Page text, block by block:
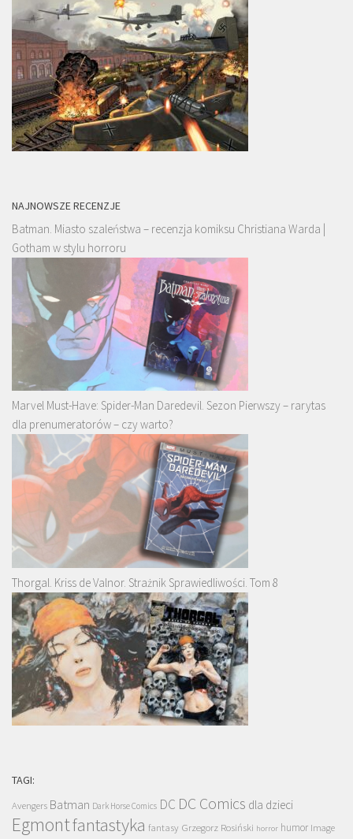
NAJNOWSZE RECENZJE
Batman. Miasto szaleństwa – recenzja komiksu Christiana Warda |
Gotham w stylu horroru
Marvel Must-Have: Spider-Man Daredevil. Sezon Pierwszy – rarytas
dla prenumeratorów – czy warto?
Thorgal. Kriss de Valnor. Strażnik Sprawiedliwości. Tom 8
TAGI:
Avengers Batman Dark Horse Comics DC DC Comics dla dzieci
Egmontfantastyka fantasy Grzegorz Rosiński horror humor Image